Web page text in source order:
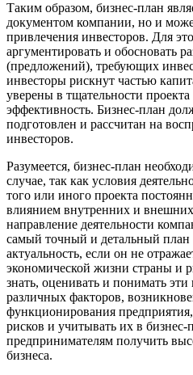
Таким образом, бизнес-план
документом компании, но и
привлечения инвесторов. Для
аргументировать и обосновать
(предложений), требующих
инвесторы рискнут частью
уверены в тщательности
эффективность. Бизнес-план
подготовлен и рассчитан на
инвесторов.
Разумеется, бизнес-план
случае, так как условия
того или иного проекта
влиянием внутренних и
направление деятельности
самый точный и детальный план
актуальность, если он не
экономической жизни страны и
знать, оценивать и понимать
различных факторов,
функционирования
рисков и учитывать их в бизнес-
предпринимателям получить
бизнеса.